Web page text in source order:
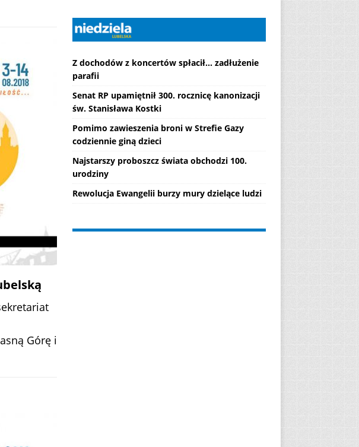
Górę i
Z dochodów z koncertów spłacił... zadłużenie
parafii
Senat RP upamiętnił 300. rocznicę kanonizacji
św. Stanisława Kostki
Pomimo zawieszenia broni w Strefie Gazy
codziennie giną dzieci
Najstarszy proboszcz świata obchodzi 100.
urodziny
Rewolucja Ewangelii burzy mury dzielące ludzi